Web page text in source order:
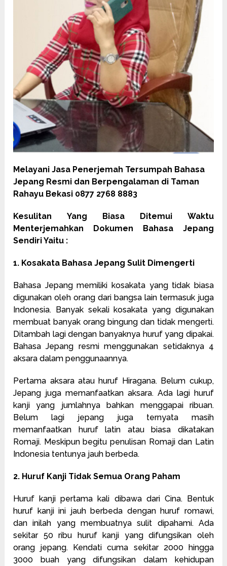
Melayani Jasa Penerjemah Tersumpah Bahasa
Jepang Resmi dan Berpengalaman di Taman
Rahayu Bekasi 0877 2768 8883
Kesulitan Yang Biasa Ditemui Waktu
Menterjemahkan Dokumen Bahasa Jepang
Sendiri Yaitu :
1. Kosakata Bahasa Jepang Sulit Dimengerti
Bahasa Jepang memiliki kosakata yang tidak biasa
digunakan oleh orang dari bangsa lain termasuk juga
Indonesia. Banyak sekali kosakata yang digunakan
membuat banyak orang bingung dan tidak mengerti.
Ditambah lagi dengan banyaknya huruf yang dipakai.
Bahasa Jepang resmi menggunakan setidaknya 4
aksara dalam penggunaannya.
Pertama aksara atau huruf Hiragana. Belum cukup,
Jepang juga memanfaatkan aksara. Ada lagi huruf
kanji yang jumlahnya bahkan menggapai ribuan.
Belum lagi jepang juga ternyata masih
memanfaatkan huruf latin atau biasa dikatakan
Romaji. Meskipun begitu penulisan Romaji dan Latin
Indonesia tentunya jauh berbeda.
2. Huruf Kanji Tidak Semua Orang Paham
Huruf kanji pertama kali dibawa dari Cina. Bentuk
huruf kanji ini jauh berbeda dengan huruf romawi,
dan inilah yang membuatnya sulit dipahami. Ada
sekitar 50 ribu huruf kanji yang difungsikan oleh
orang jepang. Kendati cuma sekitar 2000 hingga
3000 buah yang difungsikan dalam kehidupan